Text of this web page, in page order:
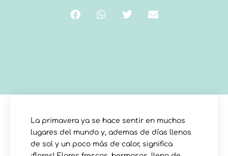
La primavera ya se hace sentir en muchos
lugares del mundo y, ademas de días llenos
de sol y un poco más de calor, significa